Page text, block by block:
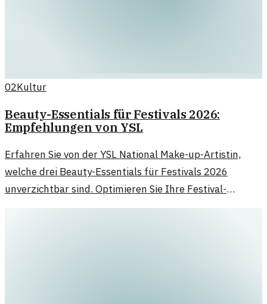
02Kultur
Beauty-Essentials für Festivals 2026:
Empfehlungen von YSL
Erfahren Sie von der YSL National Make-up-Artistin,
welche drei Beauty-Essentials für Festivals 2026
unverzichtbar sind. Optimieren Sie Ihre Festival-
Vorbereitung!